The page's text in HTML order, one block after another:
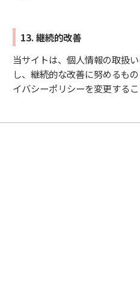
13. 継続的改善
当サイトは、個人情報の取扱
し、継続的な改善に努めるも
イバシーポリシーを変更するこ